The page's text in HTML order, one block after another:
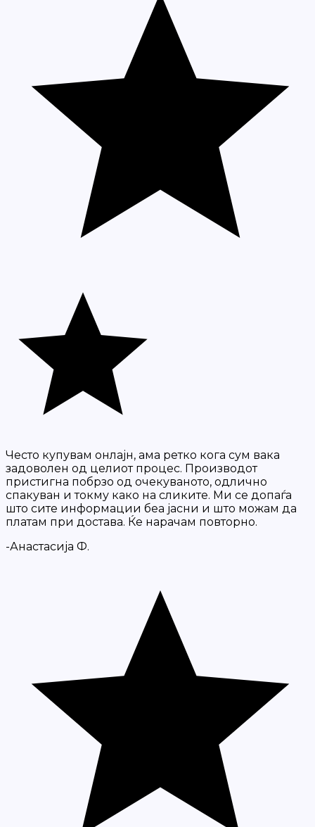
Често купувам онлајн, ама ретко кога сум вака
задоволен од целиот процес. Производот
пристигна побрзо од очекуваното, одлично
спакуван и токму како на сликите. Ми се допаѓа
што сите информации беа јасни и што можам да
платам при достава. Ќе нарачам повторно.
-Анастасија Ф.